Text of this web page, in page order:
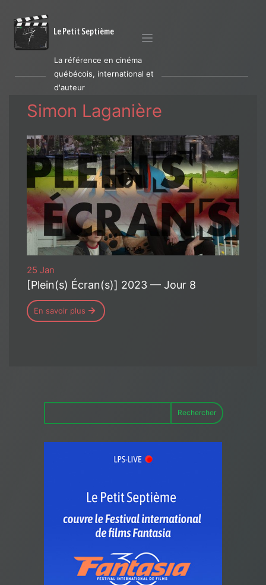
Le Petit Septième
La référence en cinéma
québécois, international et
d'auteur
Simon Laganière
25 Jan
[Plein(s) Écran(s)] 2023 — Jour 8
En savoir plus
Rechercher